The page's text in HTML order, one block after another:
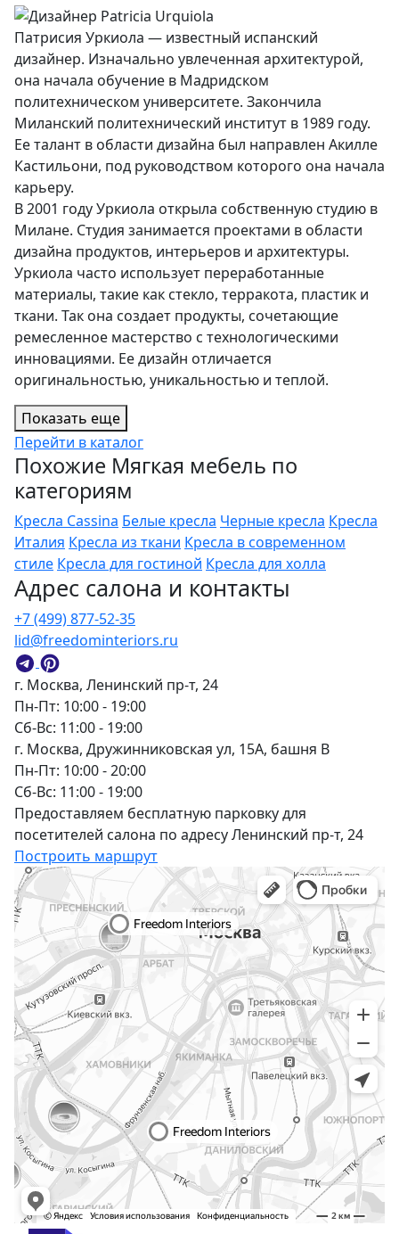
Патрисия Уркиола — известный испанский
дизайнер. Изначально увлеченная архитектурой,
она начала обучение в Мадридском
политехническом университете. Закончила
Миланский политехнический институт в 1989 году.
Ее талант в области дизайна был направлен Акилле
Кастильони, под руководством которого она начала
карьеру.
В 2001 году Уркиола открыла собственную студию в
Милане. Студия занимается проектами в области
дизайна продуктов, интерьеров и архитектуры.
Уркиола часто использует переработанные
материалы, такие как стекло, терракота, пластик и
ткани. Так она создает продукты, сочетающие
ремесленное мастерство с технологическими
инновациями. Ее дизайн отличается
оригинальностью, уникальностью и теплой.
Показать еще
Перейти в каталог
Похожие Мягкая мебель по
категориям
Кресла Cassina Белые кресла Черные кресла Кресла
Италия Кресла из ткани Кресла в современном
стиле Кресла для гостиной Кресла для холла
Адрес салона и контакты
г. Москва, Ленинский пр-т, 24
Пн-Пт: 10:00 - 19:00
Сб-Вс: 11:00 - 19:00
г. Москва, Дружинниковская ул, 15А, башня В
Пн-Пт: 10:00 - 20:00
Сб-Вс: 11:00 - 19:00
Предоставляем бесплатную парковку для
посетителей салона по адресу Ленинский пр-т, 24
Построить маршрут
+7 (499) 877-52-35
lid@freedominteriors.ru